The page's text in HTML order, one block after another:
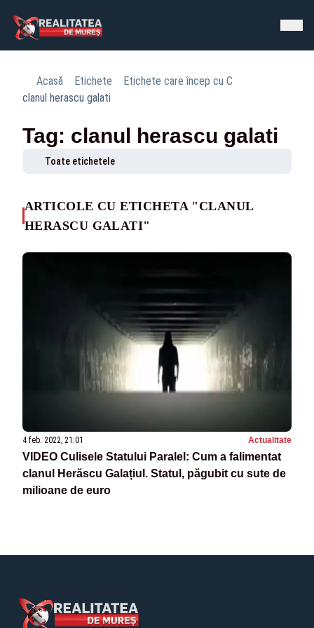
Acasă Etichete
Etichete care încep cu C
clanul herascu galati
Tag: clanul herascu galati
Toate etichetele
ARTICOLE CU ETICHETA "CLANUL
HERASCU GALATI"
4 feb. 2022, 21:01 Actualitate
VIDEO Culisele Statului Paralel: Cum a falimentat
clanul Herăscu Galațiul. Statul, păgubit cu sute de
milioane de euro